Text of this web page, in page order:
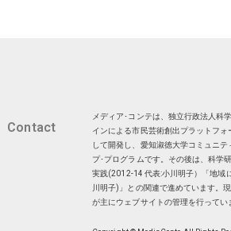
Contact
メディア･コンテは、独立行政法人科
インによる市民芸術創出プラットフ
して開発し、愛知淑徳大学コミュニ
プ･プログラムです。その後は、科学
実践(2012-14 代表:小川明子）「地域
川明子)」との関連で進めています。
が主にウェブサイトの管理を行ってい